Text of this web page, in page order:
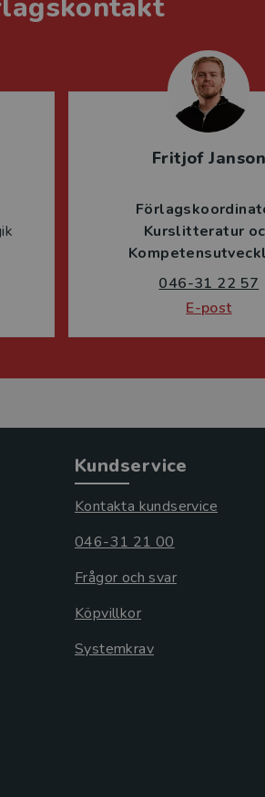
Fritjof Janson
Kurslitteratur
046-31 22 57
E-post
Kundservice
Kontakta kundservice
046-31 21 00
Frågor och svar
Köpvillkor
Systemkrav